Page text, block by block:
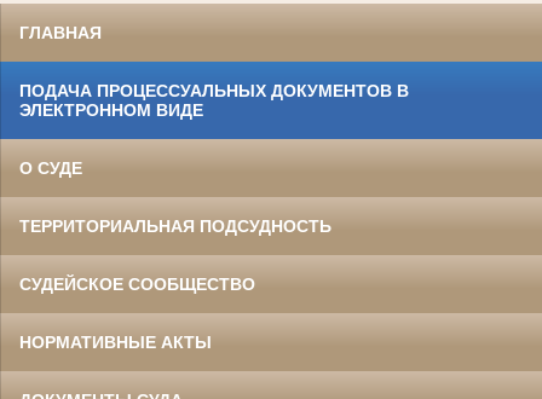
ГЛАВНАЯ
ПОДАЧА ПРОЦЕССУАЛЬНЫХ ДОКУМЕНТОВ В
ЭЛЕКТРОННОМ ВИДЕ
О СУДЕ
ТЕРРИТОРИАЛЬНАЯ ПОДСУДНОСТЬ
СУДЕЙСКОЕ СООБЩЕСТВО
НОРМАТИВНЫЕ АКТЫ